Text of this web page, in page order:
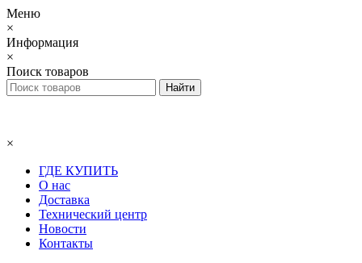
Меню
×
Информация
×
Поиск товаров
×
ГДЕ КУПИТЬ
О нас
Доставка
Технический центр
Новости
Контакты